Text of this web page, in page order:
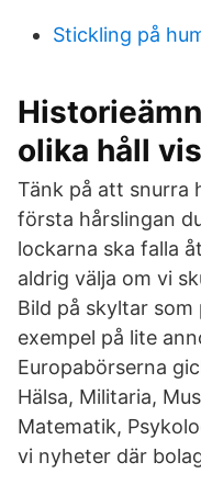
Stickling på
olika håll
Tänk på att snurra
första hårslingan
lockarna ska falla
aldrig välja om vi
Bild på skyltar
exempel på lite
Europabörserna
Hälsa, Militaria,
Matematik,
vi nyheter där